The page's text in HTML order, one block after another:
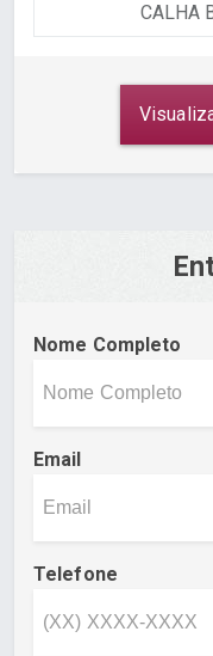
CALHA
Nome Completo
Email
Telefone